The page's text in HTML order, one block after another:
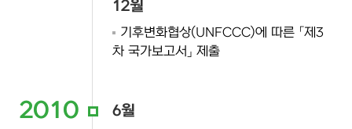
12월
기후변화협상(UNFCCC)에 따른 「제3
차 국가보고서」 제출
2010 6월